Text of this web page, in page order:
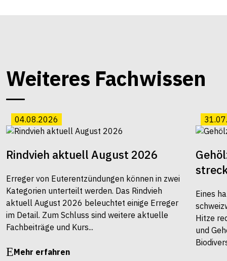
Weiteres Fachwissen
04.08.2026
Rindvieh aktuell August 2026
Erreger von Euterentzündungen können in zwei
Kategorien unterteilt werden. Das Rindvieh
aktuell August 2026 beleuchtet einige Erreger
im Detail. Zum Schluss sind weitere aktuelle
Fachbeiträge und Kurs...
Mehr erfahren
Eines
Hitze
und